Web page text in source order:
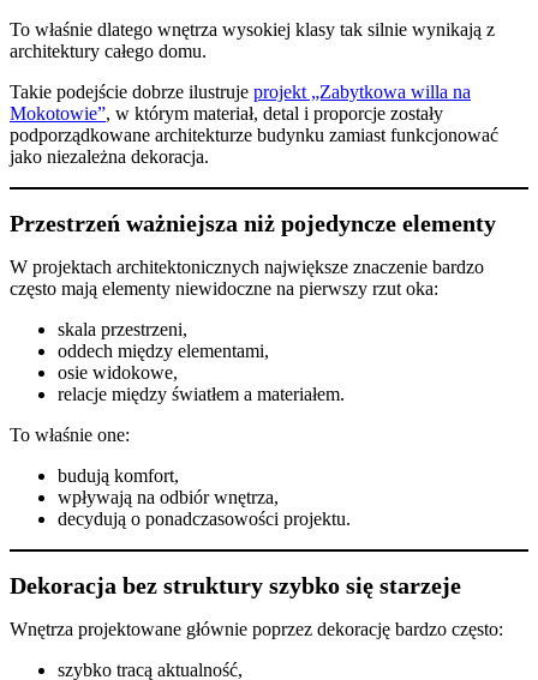
To właśnie dlatego wnętrza wysokiej klasy tak silnie wynikają z
architektury całego domu.
Takie podejście dobrze ilustruje projekt „Zabytkowa willa na
Mokotowie”, w którym materiał, detal i proporcje zostały
podporządkowane architekturze budynku zamiast funkcjonować
jako niezależna dekoracja.
Przestrzeń ważniejsza niż pojedyncze elementy
W projektach architektonicznych największe znaczenie bardzo
często mają elementy niewidoczne na pierwszy rzut oka:
skala przestrzeni,
oddech między elementami,
osie widokowe,
relacje między światłem a materiałem.
To właśnie one:
budują komfort,
wpływają na odbiór wnętrza,
decydują o ponadczasowości projektu.
Dekoracja bez struktury szybko się starzeje
Wnętrza projektowane głównie poprzez dekorację bardzo często:
szybko tracą aktualność,